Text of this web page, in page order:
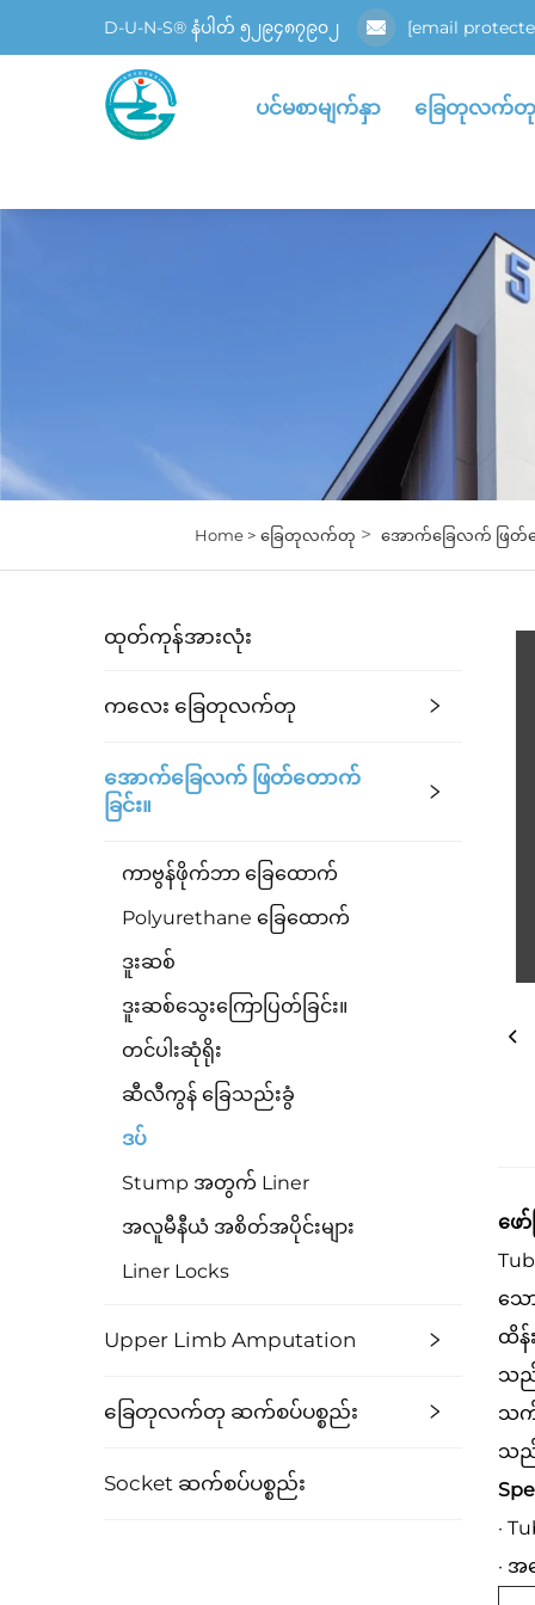
D-U-N-S® နံပါတ် ၅၂၉၄၈၇၉၀၂ [email
ပင်မစာမျက်နှာ ခြေတုလက်တု
Home > ခြေတုလက်တု > အောက်ခြေလက် ဖြတ်တ
ထုတ်ကုန်အားလုံး
ကလေး ခြေတုလက်တု
အောက်ခြေလက် ဖြတ်တောက်
ခြင်း။
ကာဗွန်ဖိုက်ဘာ ခြေထောက်
Polyurethane ခြေထောက်
ဒူးဆစ်
ဒူးဆစ်သွေးကြောပြတ်ခြင်း။
တင်ပါးဆုံရိုး
ဆီလီကွန် ခြေသည်းခွံ
ဒပ်
Stump အတွက် Liner
အလူမီနီယံ အစိတ်အပိုင်းများ
Liner Locks
Upper Limb Amputation
ခြေတုလက်တု ဆက်စပ်ပစ္စည်း
Socket ဆက်စပ်ပစ္စည်း
ဖေ
သေ
ထိန်
သည်
သက်
သ
·
· အ